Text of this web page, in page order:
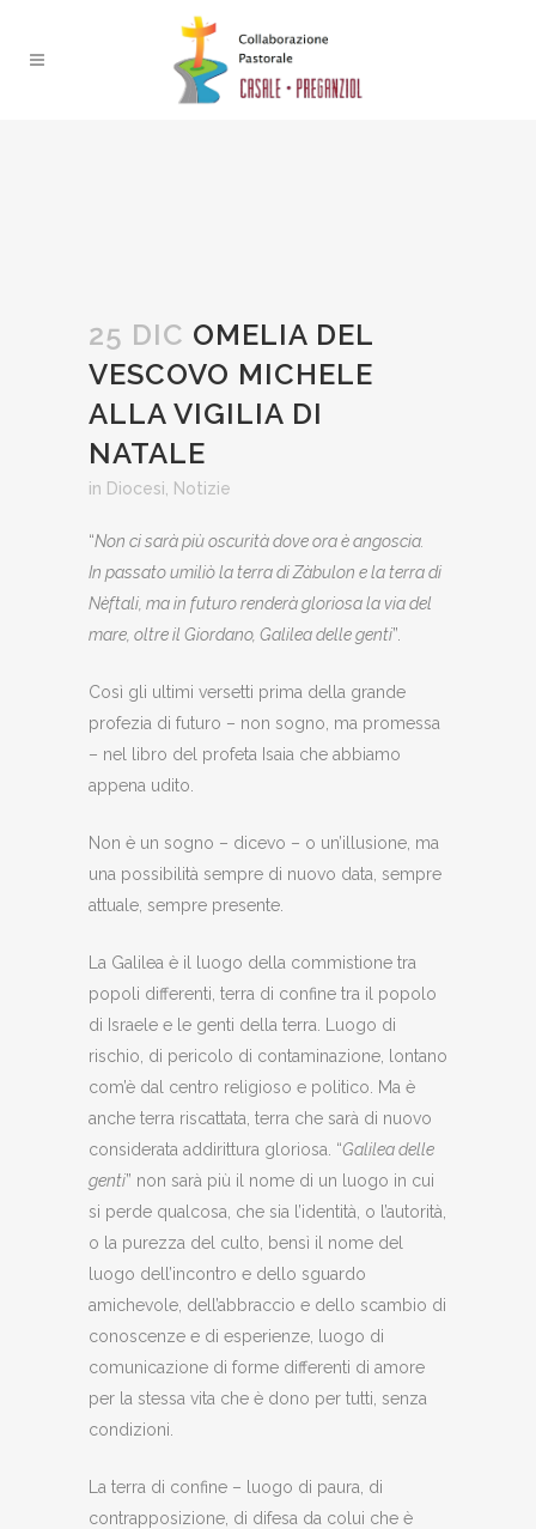
25 DIC OMELIA DEL
VESCOVO MICHELE
ALLA VIGILIA DI
NATALE
in Diocesi Notizie
“Non ci sarà più oscurità dove ora è angoscia
In passato umiliò la terra di Zàbulon e la terra di
Nèftali, ma in futuro renderà gloriosa la via del
mare, oltre il Giordano, Galilea delle genti”.
Così gli ultimi versetti prima della grande
profezia di futuro – non sogno, ma promessa
– nel libro del profeta Isaia che abbiamo
appena udito.
Non è un sogno – dicevo – o un’illusione, ma
una possibilità sempre di nuovo data, sempre
attuale, sempre presente.
La Galilea è il luogo della commistione tra
popoli differenti, terra di confine tra il popolo
di Israele e le genti della terra. Luogo di
rischio, di pericolo di contaminazione, lontano
com’è dal centro religioso e politico. Ma è
anche terra riscattata, terra che sarà di nuovo
considerata addirittura gloriosa. “Galilea delle
genti” non sarà più il nome di un luogo in cui
si perde qualcosa, che sia l’identità, o l’autorità,
o la purezza del culto, bensì il nome del
luogo dell’incontro e dello sguardo
amichevole, dell’abbraccio e dello scambio di
conoscenze e di esperienze, luogo di
comunicazione di forme differenti di amore
per la stessa vita che è dono per tutti, senza
condizioni.
La terra di confine – luogo di paura, di
contrapposizione, di difesa da colui che è